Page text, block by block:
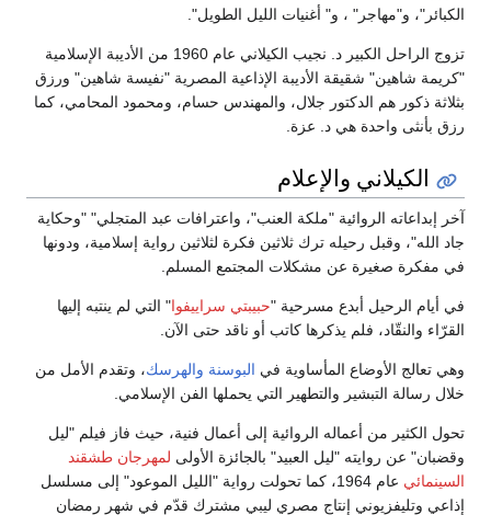
الكبائر"، و"مهاجر" ، و" أغنيات الليل الطويل".
تزوج الراحل الكبير د. نجيب الكيلاني عام 1960 من الأديبة الإسلامية
"كريمة شاهين" شقيقة الأديبة الإذاعية المصرية "نفيسة شاهين" ورزق
بثلاثة ذكور هم الدكتور جلال، والمهندس حسام، ومحمود المحامي، كما
رزق بأنثى واحدة هي د. عزة.
الكيلاني والإعلام
آخر إبداعاته الروائية "ملكة العنب"، واعترافات عبد المتجلي" "وحكاية
جاد الله"، وقبل رحيله ترك ثلاثين فكرة لثلاثين رواية إسلامية، ودونها
في مفكرة صغيرة عن مشكلات المجتمع المسلم.
في أيام الرحيل أبدع مسرحية "حبيبتي سراييفوا" التي لم ينتبه إليها
القرّاء والنقّاد، فلم يذكرها كاتب أو ناقد حتى الآن.
وهي تعالج الأوضاع المأساوية في البوسنة والهرسك، وتقدم الأمل من
خلال رسالة التبشير والتطهير التي يحملها الفن الإسلامي.
تحول الكثير من أعماله الروائية إلى أعمال فنية، حيث فاز فيلم "ليل
وقضبان" عن روايته "ليل العبيد" بالجائزة الأولى لمهرجان طشقند
السينمائي
عام 1964، كما تحولت رواية "الليل الموعود" إلى مسلسل
إذاعي وتليفزيوني إنتاج مصري ليبي مشترك قدّم في شهر رمضان